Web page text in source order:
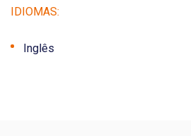
IDIOMAS:
Inglês